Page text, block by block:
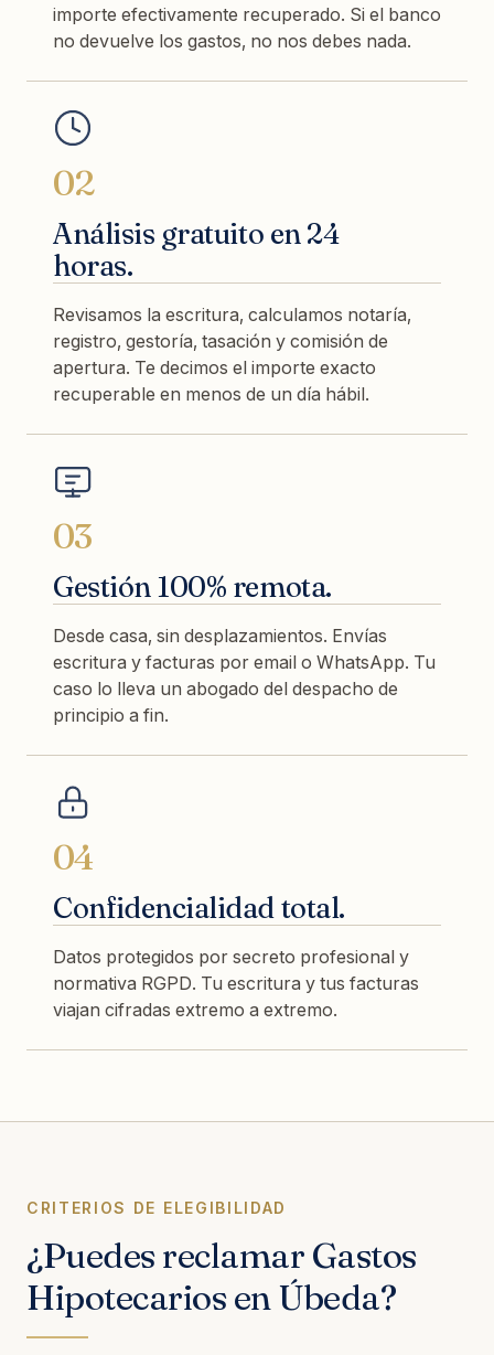
importe efectivamente recuperado. Si el banco
no devuelve los gastos, no nos debes nada.
02
Análisis gratuito en 24
horas.
Revisamos la escritura, calculamos notaría,
registro, gestoría, tasación y comisión de
apertura. Te decimos el importe exacto
recuperable en menos de un día hábil.
03
Gestión 100% remota.
Desde casa, sin desplazamientos. Envías
escritura y facturas por email o WhatsApp. Tu
caso lo lleva un abogado del despacho de
principio a fin.
04
Confidencialidad total.
Datos protegidos por secreto profesional y
normativa RGPD. Tu escritura y tus facturas
viajan cifradas extremo a extremo.
CRITERIOS DE ELEGIBILIDAD
¿Puedes reclamar Gastos
Hipotecarios en Úbeda?